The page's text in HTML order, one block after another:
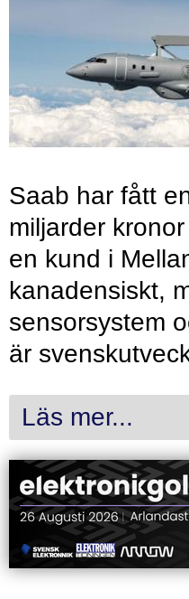
Saab har fått
miljarder
en kund i
kanadensiskt,
sensorsystem
är
Läs mer...